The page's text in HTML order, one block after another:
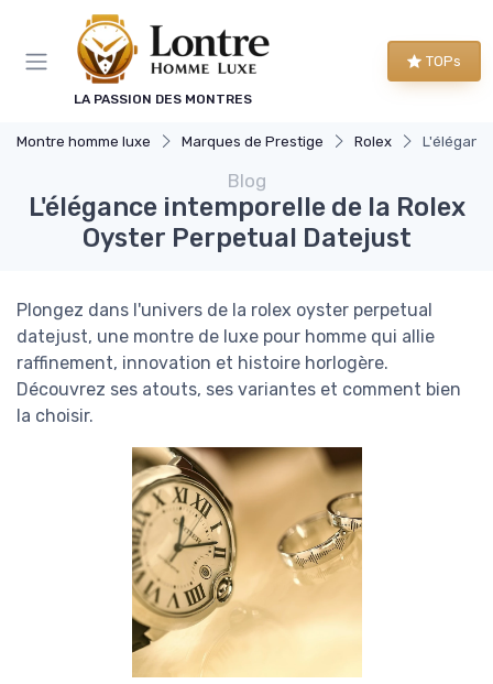
LA PASSION DES MONTRES
TOPs
Montre homme luxe Marques de Prestige Rolex
Blog
L'élégance intemporelle de la Rolex
Oyster Perpetual Datejust
Plongez dans l'univers de la rolex oyster perpetual
datejust, une montre de luxe pour homme qui allie
raffinement, innovation et histoire horlogère.
Découvrez ses atouts, ses variantes et comment bien
la choisir.
Panneau de gestion des cookies